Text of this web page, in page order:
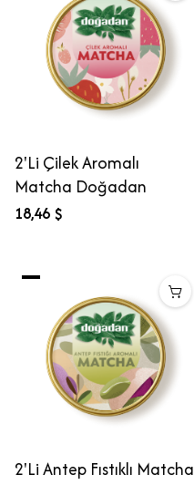
2'Li Çilek Aromalı
Matcha Doğadan
18,46 $
2'Li Antep Fıstıklı Matcha